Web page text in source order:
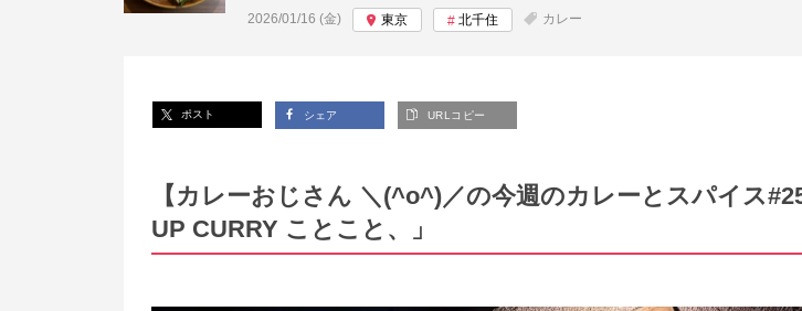
投稿日:
2026/01/16 (金) 東京 北千住 カレー
ポスト シェア URLコピー
【カレーおじさん ＼(^o^)／の今週のカレーとスパイス
UP CURRY ことこと、」